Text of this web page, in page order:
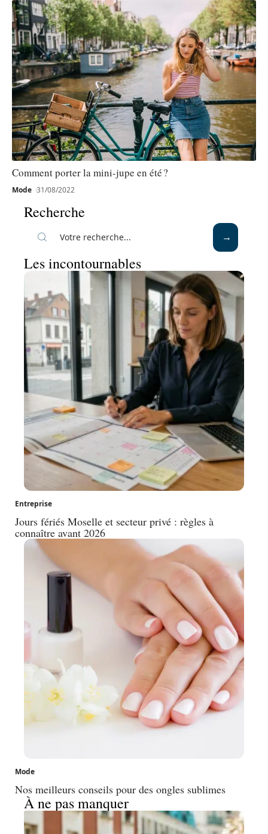
Comment porter la mini-jupe en été ?
Mode 31/08/2022
Recherche
Les incontournables
Entreprise
Jours fériés Moselle et secteur privé : règles à
connaître avant 2026
Mode
Nos meilleurs conseils pour des ongles sublimes
À ne pas manquer